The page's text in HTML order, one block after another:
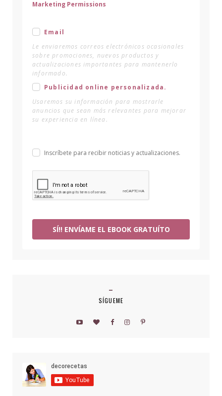
Marketing Permissions
Email
Le enviaremos correos electrónicos ocasionales
sobre promociones, nuevos productos y
actualizaciones importantes para mantenerlo
informado.
Publicidad online personalizada.
Usaremos su información para mostrarle
anuncios que sean más relevantes para mejorar
su experiencia en línea.
Inscríbete para recibir noticias y actualizaciones.
SÍ!! ENVÍAME EL EBOOK GRATUÍTO
SÍGUEME